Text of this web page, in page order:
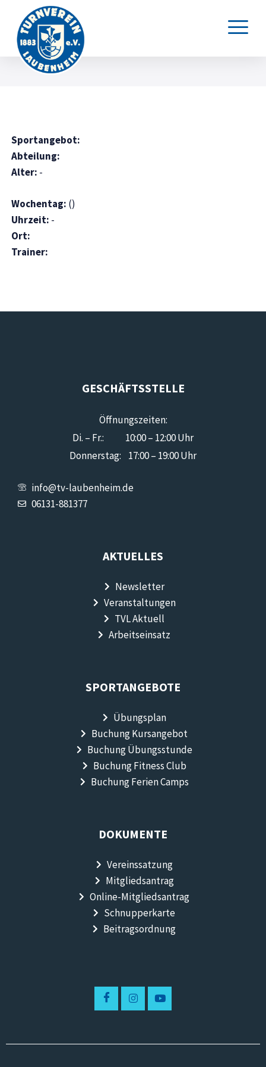
Sportangebot:
Abteilung:
Alter: -
Wochentag: ()
Uhrzeit: -
Ort:
Trainer:
GESCHÄFTSSTELLE
Öffnungszeiten:
Di. – Fr.: 10:00 – 12:00 Uhr
Donnerstag: 17:00 – 19:00 Uhr
info@tv-laubenheim.de
06131-881377
AKTUELLES
Newsletter
Veranstaltungen
TVL Aktuell
Arbeitseinsatz
SPORTANGEBOTE
Übungsplan
Buchung Kursangebot
Buchung Übungsstunde
Buchung Fitness Club
Buchung Ferien Camps
DOKUMENTE
Vereinssatzung
Mitgliedsantrag
Online-Mitgliedsantrag
Schnupperkarte
Beitragsordnung